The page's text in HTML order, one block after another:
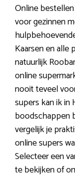
Online
voor gezinnen
Kaarsen en
natuurlijk
online
nooit teveel
supers kan ik in
boodschappen
vergelijk je
online supers
Selecteer een
te bekijken of